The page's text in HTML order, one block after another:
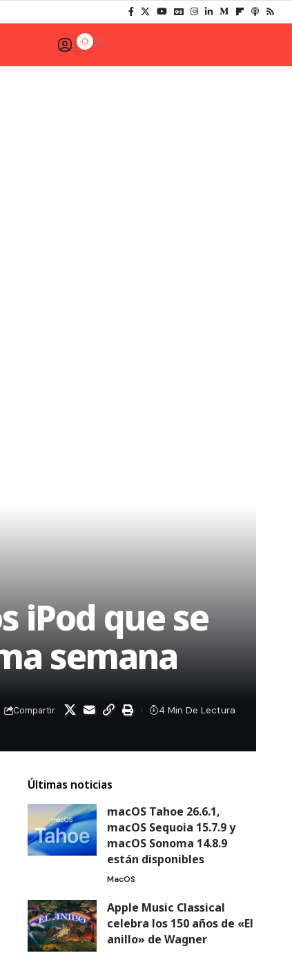
iPod que se
semana
Compartir 4 Min De Lectura
Últimas noticias
macOS Tahoe 26.6.1,
macOS Sequoia 15.7.9 y
macOS Sonoma 14.8.9
están disponibles
MacOS
Apple Music Classical
celebra los 150 años de «El
anillo» de Wagner